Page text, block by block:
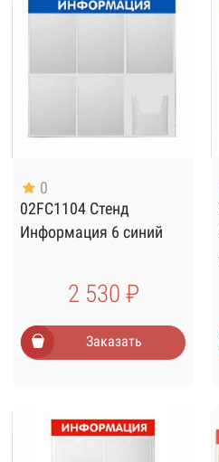
0
02FC1104 Стенд
Информация 6 синий
2 530 ₽
Заказать